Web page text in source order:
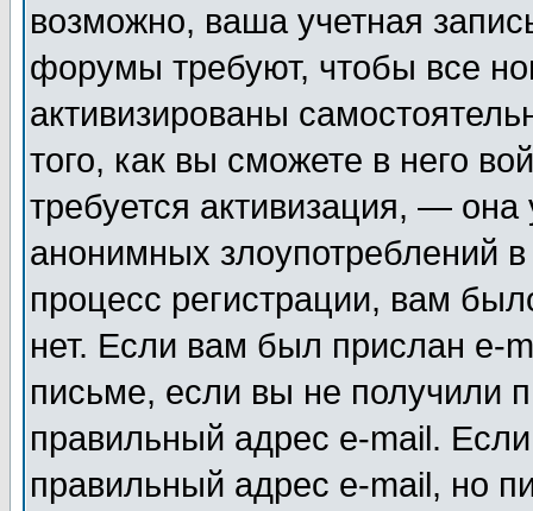
возможно, ваша учетная
форумы требуют, чтобы все
активизированы
того, как вы сможете в него
требуется активизация, —
анонимных злоупотреблений
процесс регистрации, вам
нет. Если вам был прислан e-
письме, если вы не получили
правильный адрес e-mail.
правильный адрес e-mail, но